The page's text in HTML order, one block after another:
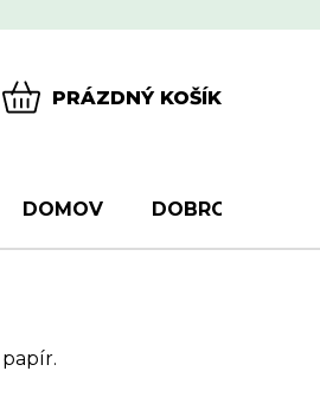
PRÁZDNÝ KOŠÍK
DOMOV DOBROTY